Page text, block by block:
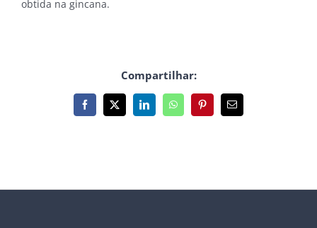
obtida na gincana.
Compartilhar:
Facebook
X LinkedInWhatsAppPinterest
E-
mail